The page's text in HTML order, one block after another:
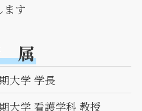
ます
属
大学 学長
大学 看護学科 教授